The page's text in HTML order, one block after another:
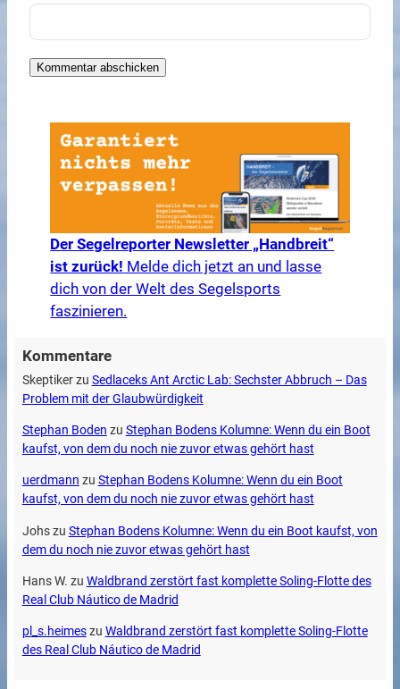
Der Segelreporter Newsletter „Handbreit“
ist zurück! Melde dich jetzt an und lasse
dich von der Welt des Segelsports
faszinieren.
Kommentare
Skeptikerzu Sedlaceks Ant Arctic Lab: Sechster Abbruch – Das
Problem mit der Glaubwürdigkeit
Stephan Boden zu Stephan Bodens Kolumne: Wenn du ein Boot
kaufst, von dem du noch nie zuvor etwas gehört hast
uerdmann zu Stephan Bodens Kolumne: Wenn du ein Boot
kaufst, von dem du noch nie zuvor etwas gehört hast
Johszu Stephan Bodens Kolumne: Wenn du ein Boot kaufst, von
dem du noch nie zuvor etwas gehört hast
Hans W. zu Waldbrand zerstört fast komplette Soling-Flotte des
Real Club Náutico de Madrid
pl_s.heimeszu Waldbrand zerstört fast komplette Soling-Flotte
des Real Club Náutico de Madrid